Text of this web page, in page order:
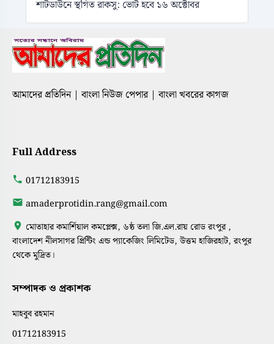
শাটডাউনে স্থগিত রাকসু: ভোট হবে ১৬ অক্টোবর
আমাদের প্রতিদিন | বাংলা নিউজ পেপার | বাংলা খবরের কাগজ
Full Address
01712183915
amaderprotidin.rang@gmail.com
মোতাহার কমার্শিয়াল কমপ্লেক্স, ৬ষ্ঠ তলা জি.এল.রায় রোড রংপুর ,
বাংলাদেশ নীলসাগর প্রিন্টিং এন্ড প্যাকেজিং লিমিটেড, উত্তম হাজিরহাট, রংপুর
থেকে মুদ্রিত।
সম্পাদক ও প্রকাশক
মাহবুব রহমান
01712183915